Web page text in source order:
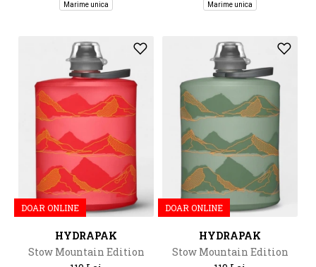
Marime unica Marime unica
DOAR ONLINE
HYDRAPAK
Stow Mountain Edition
500Ml
DOAR ONLINE
HYDRAPAK
Stow Mountain Edition
500Ml